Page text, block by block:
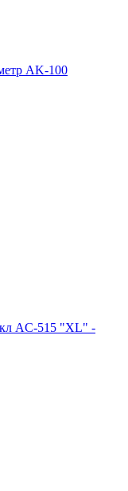
AK-100
AC-515 "XL" -